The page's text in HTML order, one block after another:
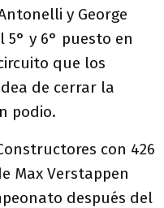
y George
5° y 6° puesto en
que los
de cerrar la
podio.
con 426
Max Verstappen
después del